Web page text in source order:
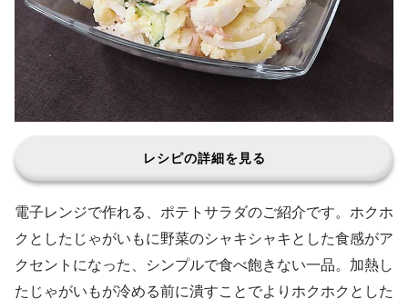
レシピの詳細を見る
電子レンジで作れる、ポテトサラダのご紹介です。ホクホ
クとしたじゃがいもに野菜のシャキシャキとした食感がア
クセントになった、シンプルで食べ飽きない一品。加熱し
たじゃがいもが冷める前に潰すことでよりホクホクとした